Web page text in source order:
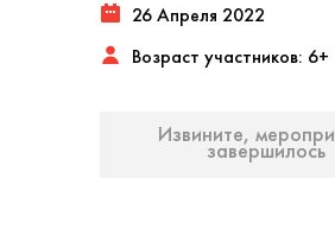
26 Апреля 2022
Возраст участников: 6+
Извините,
завершилось